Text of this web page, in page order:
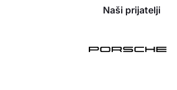
Naši prijatelji